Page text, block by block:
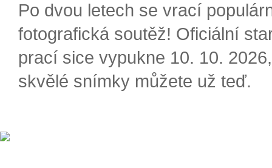
Po dvou letech se vrací
fotografická soutěž! Oficiální
prací sice vypukne 10. 10.
skvělé snímky můžete už teď.